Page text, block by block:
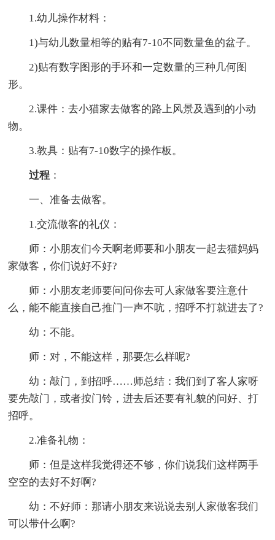
1.幼儿操作材料：
1)与幼儿数量相等的贴有7-10不同数量鱼的盆子。
2)贴有数字图形的手环和一定数量的三种几何图
形。
2.课件：去小猫家去做客的路上风景及遇到的小动
物。
3.教具：贴有7-10数字的操作板。
过程 ：
一、准备去做客。
1.交流做客的礼仪：
师：小朋友们今天啊老师要和小朋友一起去猫妈妈
家做客，你们说好不好?
师：小朋友老师要问问你去可人家做客要注意什
么，能不能直接自己推门一声不吭，招呼不打就进去了?
幼：不能。
师：对，不能这样，那要怎么样呢?
幼：敲门，到招呼……师总结：我们到了客人家呀
要先敲门，或者按门铃，进去后还要有礼貌的问好、打
招呼。
2.准备礼物：
师：但是这样我觉得还不够，你们说我们这样两手
空空的去好不好啊?
幼：不好师：那请小朋友来说说去别人家做客我们
可以带什么啊?